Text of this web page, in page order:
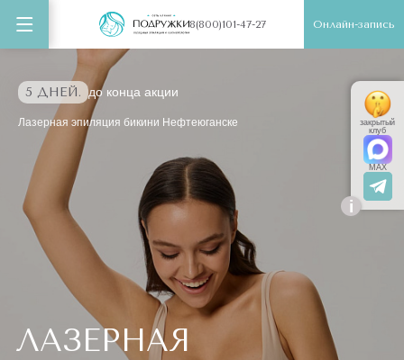
8(800)101-47-27 Онлайн-запись
5 ДНЕЙ. до конца акции
Лазерная эпиляция бикини Нефтеюганске
ЛАЗЕРНАЯ
i
закрытый
клуб
MAX